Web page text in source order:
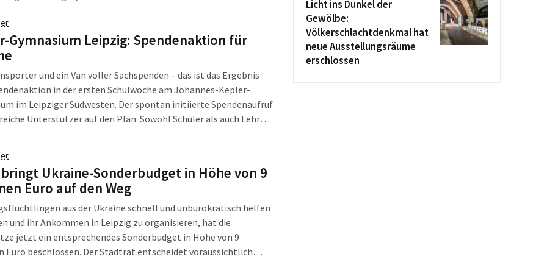
der Ukraine stark machen. Sachsen wird sich neben
Unterstützungsmaßnahmen weiter für die
einsetzen […]
Gymnasium Leipzig: Spendenaktion für
und ein Van voller Sachspenden – das ist das Ergebnis
in der ersten Schulwoche am Johannes-Kepler-
im Leipziger Südwesten. Der spontan initiierte Spendenaufruf
Unterstützer auf den Plan. Sowohl Schüler als auch Lehrer
Ukraine-Sonderbudget in Höhe von 9
Euro auf den Weg
aus der Ukraine schnell und unbürokratisch helfen
und ihr Ankommen in Leipzig zu organisieren, hat die
jetzt ein entsprechendes Sonderbudget in Höhe von 9
Euro beschlossen. Der Stadtrat entscheidet voraussichtlich
Licht ins Dunkel der
Gewölbe:
Völkerschlachtdenkmal hat
neue Ausstellungsräume
erschlossen